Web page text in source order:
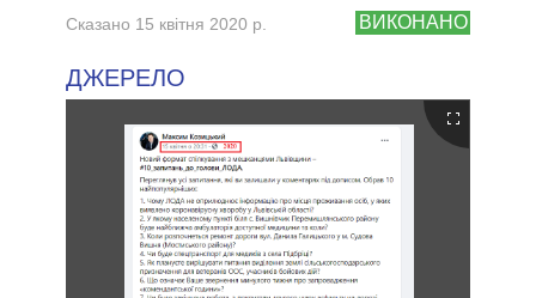
ВИКОНАНО
Сказано 15 квітня 2020 р.
ДЖЕРЕЛО